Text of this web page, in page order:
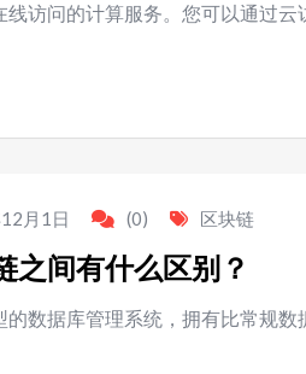
访问的计算服务。您可以通过云
月1日 (0) 区块链
之间有什么区别？
的数据库管理系统，拥有比常规